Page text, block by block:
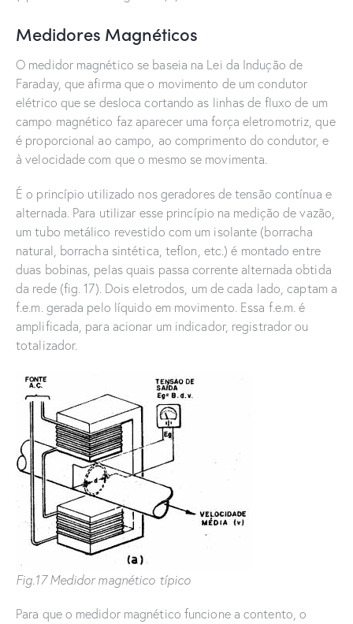
Medidores Magnéticos
O medidor magnético se baseia na Lei da Indução de
Faraday, que afirma que o movimento de um condutor
elétrico que se desloca cortando as linhas de fluxo de um
campo magnético faz aparecer uma força eletromotriz, que
é proporcional ao campo, ao comprimento do condutor, e
à velocidade com que o mesmo se movimenta.
É o princípio utilizado nos geradores de tensão contínua e
alternada. Para utilizar esse princípio na medição de vazão,
um tubo metálico revestido com um isolante (borracha
natural, borracha sintética, teflon, etc.) é montado entre
duas bobinas, pelas quais passa corrente alternada obtida
da rede (fig. 17). Dois eletrodos, um de cada lado, captam a
f.e.m. gerada pelo líquido em movimento. Essa f.e.m. é
amplificada, para acionar um indicador, registrador ou
totalizador.
Fig.17 Medidor magnético típico
Para que o medidor magnético funcione a contento, o